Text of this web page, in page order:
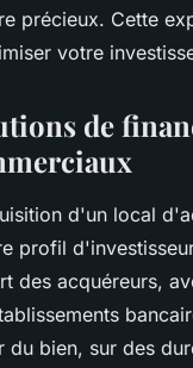
précieux. Cette
votre
de
d'un local
profil
des acquéreurs,
du bien, sur des